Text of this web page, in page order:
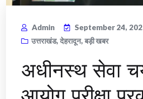
Admin
September 24,
उत्तराखंड, देहरादून, बड़ी खबर
अधीनस्थ सेवा